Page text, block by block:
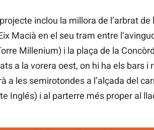
inclou la millora de l’arbrat de
Macià en el seu tram entre
Millenium) i la plaça de la
a la vorera oest, on hi ha els bars i
a les semirotondes a l’alçada del
Inglés) i al parterre més proper al